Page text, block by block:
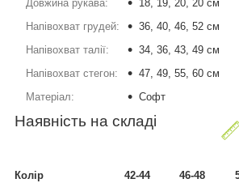
Довжина рукава:
18, 19, 20, 20 см
Напівохват грудей:
36, 40, 46, 52 см
Напівохват талії:
34, 36, 43, 49 см
Напівохват стегон:
47, 49, 55, 60 см
Матеріал:
Софт
Наявність на складі
Колір 42-44 46-48